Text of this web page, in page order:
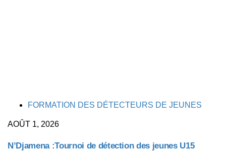
TAGSFORMATION DES DÉTECTEURS DE JEUNES
AOÛT 1, 2026
N’Djamena :Tournoi de détection des jeunes U15